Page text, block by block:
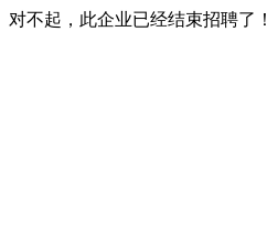
对不起，此企业已经结束招聘了！